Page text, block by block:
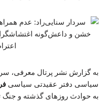
به گزارش نشر پرتال معرفی،
سیاسی دفتر عقیدتی سیاسی
به حوادث روزهای گذشته و جنگ